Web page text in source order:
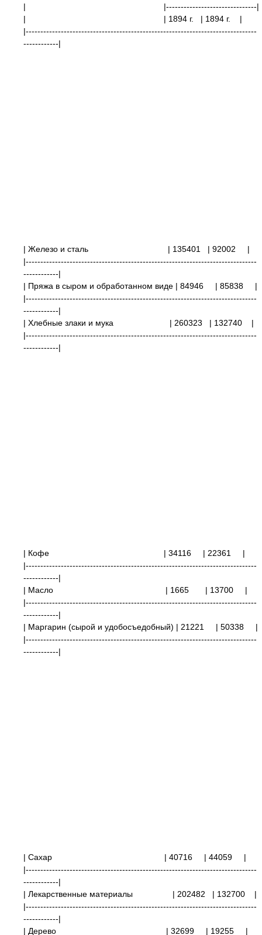
| |-------------------------------|
| | 1894 г.
| 1894 г.
|
|-------------------------------------------------------------------------------
------------|
| Железо и сталь | 135401 | 92002
|
|-------------------------------------------------------------------------------
------------|
| Пряжа в сыром и обработанном виде | 84946 | 85838
|
|-------------------------------------------------------------------------------
------------|
| Хлебные злаки и мука
| 260323
| 132740 |
|-------------------------------------------------------------------------------
------------|
| Кофе | 34116 | 22361
|
|-------------------------------------------------------------------------------
------------|
| Масло
| 1665 | 13700
|
|-------------------------------------------------------------------------------
------------|
| Маргарин (сырой и удобосъедобный) | 21221 | 50338
|
|-------------------------------------------------------------------------------
------------|
| Сахар | 40716 | 44059
|
|-------------------------------------------------------------------------------
------------|
| Лекарственные материалы
| 202482
| 132700 |
|-------------------------------------------------------------------------------
------------|
| Дерево | 32699
| 19255
|